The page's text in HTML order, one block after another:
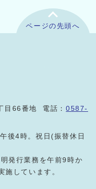
ページの先頭へ
目66番地 電話：0587-
後4時。祝日(振替休日
発行業務を午前9時か
施しています。